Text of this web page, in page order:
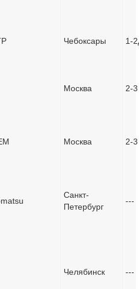
Чебоксары 1-
Москва 2-
Москва 2-
Санкт-
Петербург
---
Челябинск ---